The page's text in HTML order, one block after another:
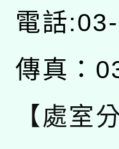
電話
傳真：
【處室